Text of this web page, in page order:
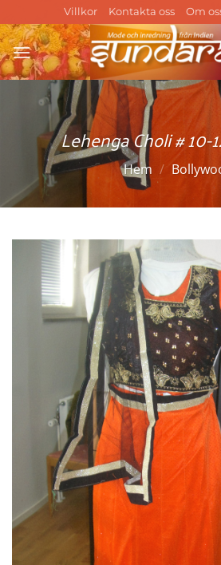
to
content
Villkor Kontakta oss Om
Lehenga Choli # 10-
Hem /